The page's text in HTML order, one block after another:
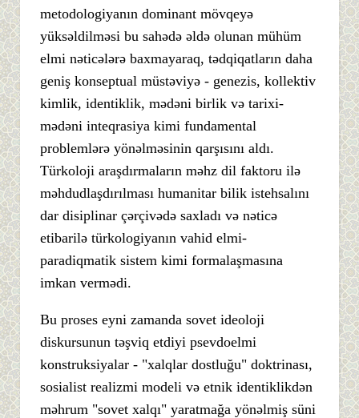
metodologiyanın dominant mövqeyə
yüksəldilməsi bu sahədə əldə olunan mühüm
elmi nəticələrə baxmayaraq, tədqiqatların daha
geniş konseptual müstəviyə - genezis, kollektiv
kimlik, identiklik, mədəni birlik və tarixi-
mədəni inteqrasiya kimi fundamental
problemlərə yönəlməsinin qarşısını aldı.
Türkoloji araşdırmaların məhz dil faktoru ilə
məhdudlaşdırılması humanitar bilik istehsalını
dar disiplinar çərçivədə saxladı və nəticə
etibarilə türkologiyanın vahid elmi-
paradiqmatik sistem kimi formalaşmasına
imkan vermədi.
Bu proses eyni zamanda sovet ideoloji
diskursunun təşviq etdiyi psevdoelmi
konstruksiyalar - "xalqlar dostluğu" doktrinası,
sosialist realizmi modeli və etnik identiklikdən
məhrum "sovet xalqı" yaratmağa yönəlmiş süni